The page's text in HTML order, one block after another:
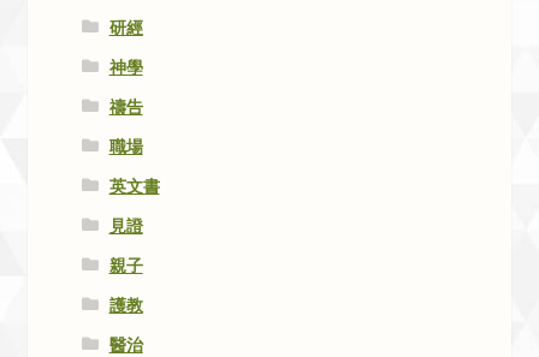
研經
神學
禱告
職場
英文書
見證
親子
護教
醫治